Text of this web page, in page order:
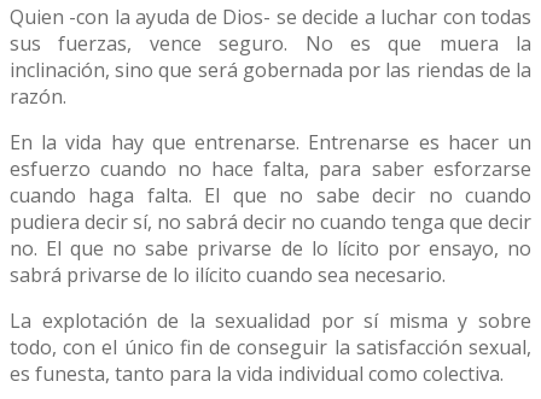
Quien -con la ayuda de Dios- se decide a luchar con todas
sus fuerzas, vence seguro. No es que muera la
inclinación, sino que será gobernada por las riendas de la
razón.
En la vida hay que entrenarse. Entrenarse es hacer un
esfuerzo cuando no hace falta, para saber esforzarse
cuando haga falta. El que no sabe decir no cuando
pudiera decir sí, no sabrá decir no cuando tenga que decir
no. El que no sabe privarse de lo lícito por ensayo, no
sabrá privarse de lo ilícito cuando sea necesario.
La explotación de la sexualidad por sí misma y sobre
todo, con el único fin de conseguir la satisfacción sexual,
es funesta, tanto para la vida individual como colectiva.